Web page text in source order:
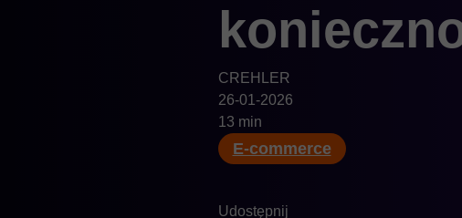
CREHLER
26-01-2026
13 min
E-commerce
Udostępnij